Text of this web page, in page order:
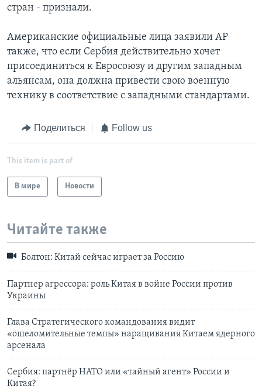
стран - признали.
Американские официальные лица заявили AP
также, что если Сербия действительно хочет
присоединиться к Евросоюзу и другим западным
альянсам, она должна привести свою военную
технику в соответствие с западными стандартами.
Поделиться Follow us
This item is part of
В мире Новости
Читайте также
Болтон: Китай сейчас играет за Россию
Партнер агрессора: роль Китая в войне России против
Украины
Глава Стратегического командования видит
«ошеломительные темпы» наращивания Китаем ядерного
арсенала
Сербия: партнёр НАТО или «тайный агент» России и
Китая?